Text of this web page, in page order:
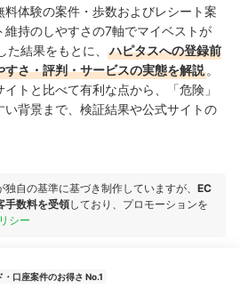
料体験の案件・歩数およびレシート案
持のしやすさの7軸でマイベストが
結果をもとに、
ハピタスへの登録前
さ・評判・サービスの実態を解説 。
トと比べて有利な点から、「危険」
い背景まで、検証結果や公式サイトの
自の基準に基づき制作していますが、 EC
手数料を受領しており、プロモーションを
シー
・口座案件のお得さ No.1